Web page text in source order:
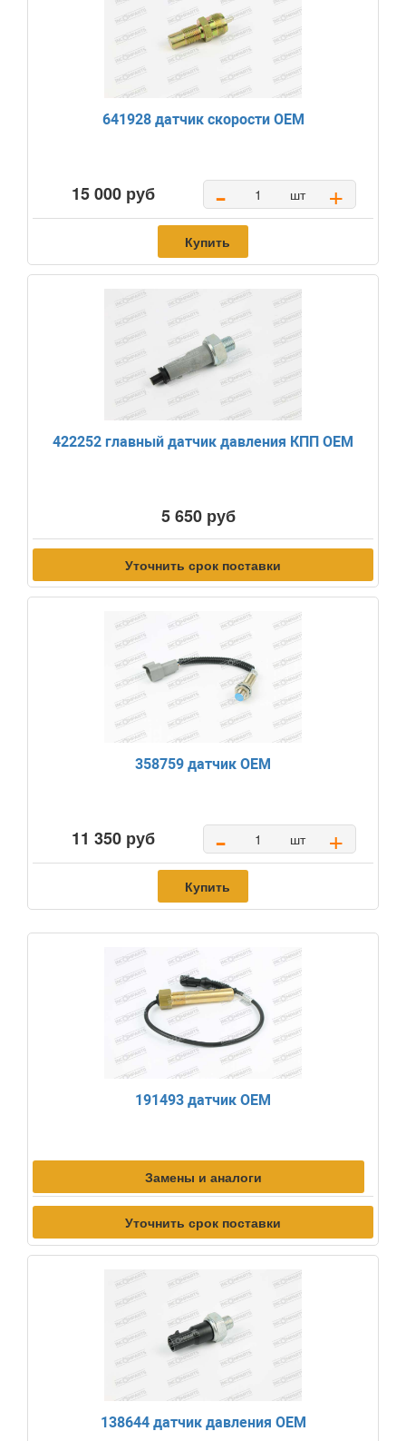
641928 датчик скорости OEM
15 000 руб - шт +
Купить
422252 главный датчик давления КПП OEM
5 650 руб
Уточнить срок поставки
358759 датчик OEM
11 350 руб - шт +
Купить
191493 датчик OEM
Замены и аналоги
Уточнить срок поставки
138644 датчик давления OEM